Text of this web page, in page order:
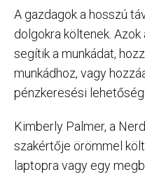
A gazdagok a hosszú
dolgokra költenek.
segítik a munkádat,
munkádhoz, vagy
pénzkeresési
Kimberly Palmer, a
szakértője örömmel
laptopra vagy egy